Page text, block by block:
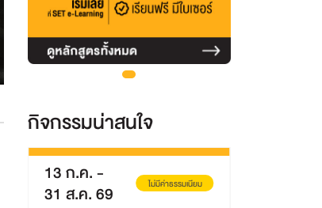
กิจกรรมน่าสนใจ
13 ก.ค.-
31 ส.ค. 69
ไม่มีค่าธรรมเนียม